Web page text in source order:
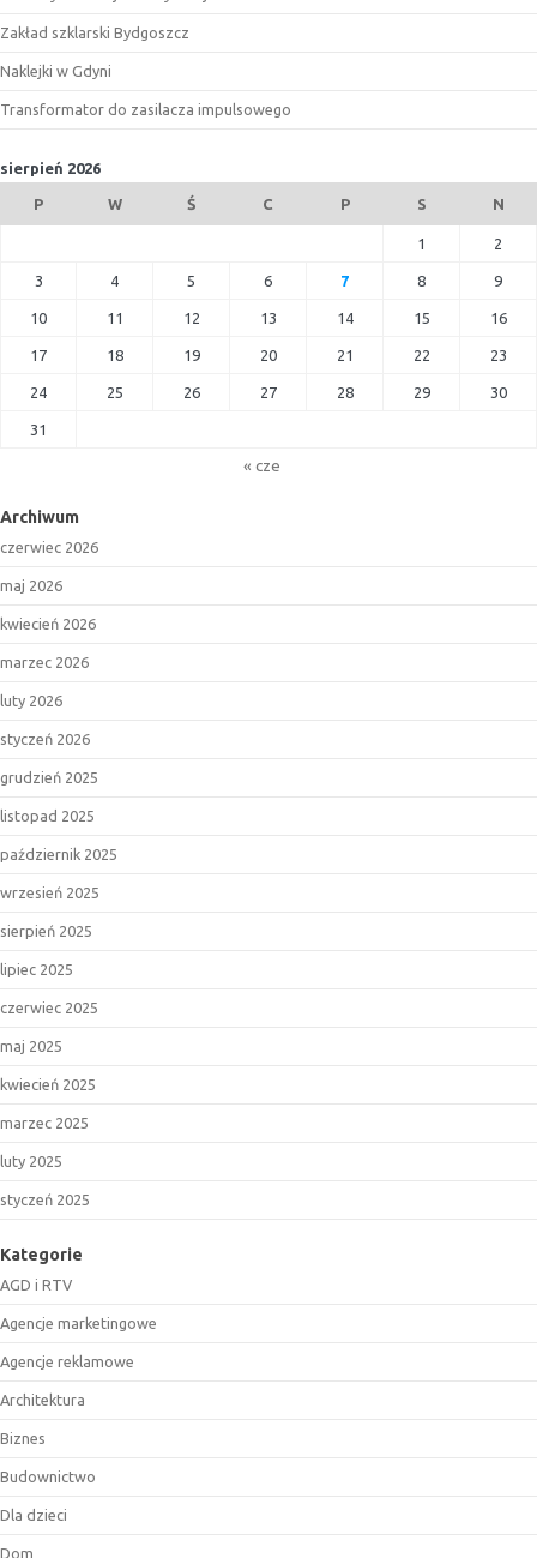
Zakład szklarski Bydgoszcz
Naklejki w Gdyni
Transformator do zasilacza impulsowego
sierpień 2026
P W Ś C P S N
1 2
3 4 5 6 7 8 9
10 11 12 13 14 15 16
17 18 19 20 21 22 23
24 25 26 27 28 29 30
31
« cze
Archiwum
czerwiec 2026
maj 2026
kwiecień 2026
marzec 2026
luty 2026
styczeń 2026
grudzień 2025
listopad 2025
październik 2025
wrzesień 2025
sierpień 2025
lipiec 2025
czerwiec 2025
maj 2025
kwiecień 2025
marzec 2025
luty 2025
styczeń 2025
Kategorie
AGD i RTV
Agencje marketingowe
Agencje reklamowe
Architektura
Biznes
Budownictwo
Dla dzieci
Dom